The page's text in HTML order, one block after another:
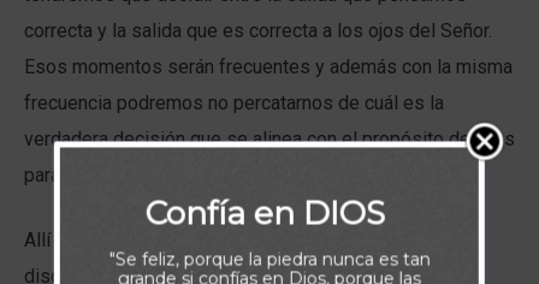
correcta y la salida que es correcta a los ojos del Señor.
Esos momentos serán frecuentes y además con la misma
frecuencia podremos no percatarnos de cuál es la
verdadera decisión que se alinea con el propósito de Dios
para nuestras vidas.
Allí debemos solo a través de su palabra encontrar el
discernimiento agudo en espíritu que permita tomar la
Confía en DIOS
"Se feliz, porque la piedra nunca es tan
grande si confías en Dios, porque las